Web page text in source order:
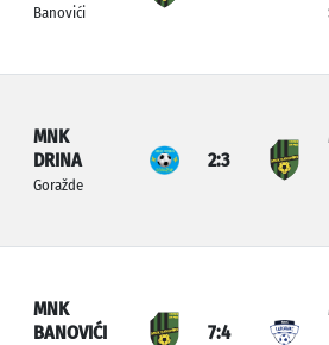
Banovići
MNK
DRINA
Goražde
2:3
MNK
BANOVIĆI
7:4